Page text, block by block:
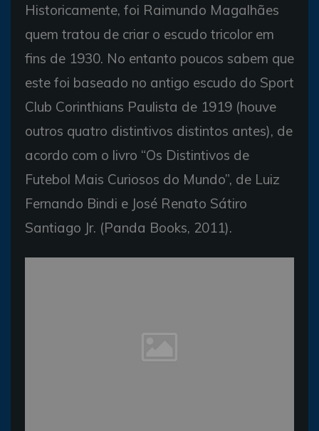
Historicamente, foi Raimundo Magalhães
quem tratou de criar o escudo tricolor em
fins de 1930. No entanto poucos sabem que
este foi baseado no antigo escudo do Sport
Club Corinthians Paulista de 1919 (houve
outros quatro distintivos distintos antes), de
acordo com o livro “Os Distintivos de
Futebol Mais Curiosos do Mundo”, de Luiz
Fernando Bindi e José Renato Sátiro
Santiago Jr. (Panda Books, 2011).